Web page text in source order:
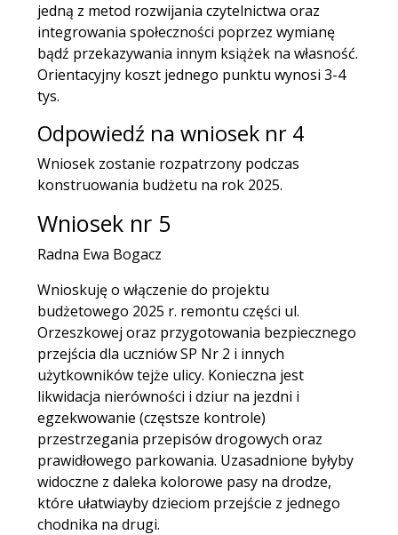
jedną z metod rozwijania czytelnictwa oraz
integrowania społeczności poprzez wymianę
bądź przekazywania innym książek na własność.
Orientacyjny koszt jednego punktu wynosi 3-4
tys.
Odpowiedź na wniosek nr 4
Wniosek zostanie rozpatrzony podczas
konstruowania budżetu na rok 2025.
Wniosek nr 5
Radna Ewa Bogacz
Wnioskuję o włączenie do projektu
budżetowego 2025 r. remontu części ul.
Orzeszkowej oraz przygotowania bezpiecznego
przejścia dla uczniów SP Nr 2 i innych
użytkowników tejże ulicy. Konieczna jest
likwidacja nierówności i dziur na jezdni i
egzekwowanie (częstsze kontrole)
przestrzegania przepisów drogowych oraz
prawidłowego parkowania. Uzasadnione byłyby
widoczne z daleka kolorowe pasy na drodze,
które ułatwiayby dzieciom przejście z jednego
chodnika na drugi.